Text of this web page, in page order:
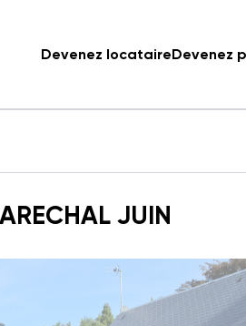
Devenez locataireDevenez
JUIN